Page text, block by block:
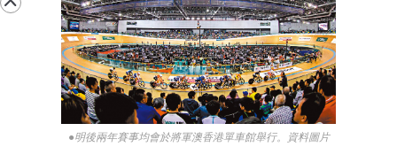
●明後兩年賽事均會於將軍澳香港單車館舉行。資料圖片